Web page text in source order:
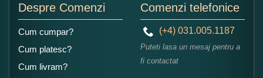
Despre Comenzi
Cum cumpar?
Cum platesc?
Cum livram?
Comenzi telefonice
(+4) 031.005.1187
Puteti lasa un mesaj pentru a
fi contactat